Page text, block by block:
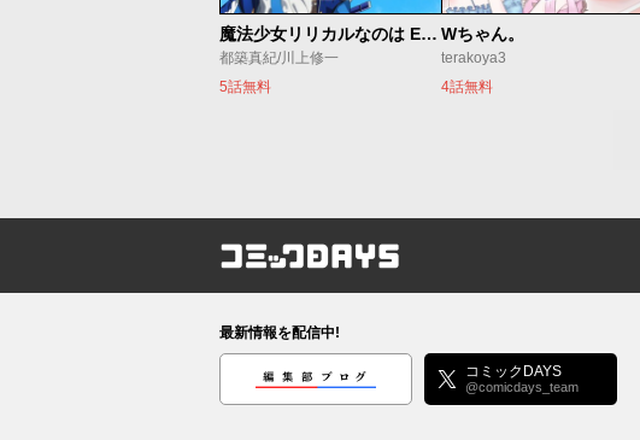
魔法少女リリカルなのは EXCEEDS
都築真紀/川上修一
5話無料
Wちゃん。
terakoya3
4話無料
コミックDAYS
最新情報を配信中!
編集部ブログ コミックDAYS
@comicdays_team